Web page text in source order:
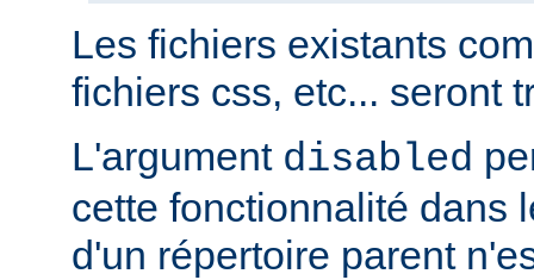
Les fichiers existants
fichiers css, etc... seront
L'argument disabled
cette fonctionnalité dans
d'un répertoire parent